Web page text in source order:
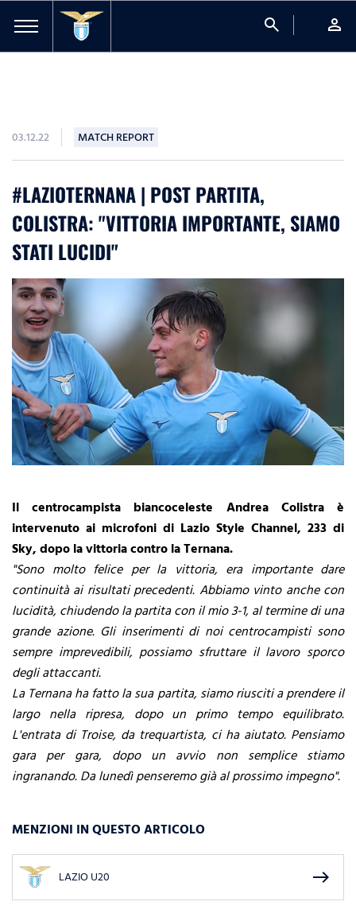
search person
03.12.22 MATCH REPORT
#LAZIOTERNANA | POST PARTITA,
COLISTRA: "VITTORIA IMPORTANTE, SIAMO
STATI LUCIDI"
Il centrocampista biancoceleste Andrea Colistra è
intervenuto ai microfoni di Lazio Style Channel, 233 di
Sky, dopo la vittoria contro la Ternana.
"Sono molto felice per la vittoria, era importante dare
continuità ai risultati precedenti. Abbiamo vinto anche con
lucidità, chiudendo la partita con il mio 3-1, al termine di una
grande azione. Gli inserimenti di noi centrocampisti sono
sempre imprevedibili, possiamo sfruttare il lavoro sporco
degli attaccanti.
La Ternana ha fatto la sua partita, siamo riusciti a prendere il
largo nella ripresa, dopo un primo tempo equilibrato.
L'entrata di Troise, da trequartista, ci ha aiutato. Pensiamo
gara per gara, dopo un avvio non semplice stiamo
ingranando. Da lunedì penseremo già al prossimo impegno".
MENZIONI IN QUESTO ARTICOLO
LAZIO U20 east